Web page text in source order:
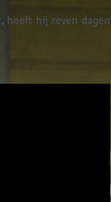
hij zeven dagen